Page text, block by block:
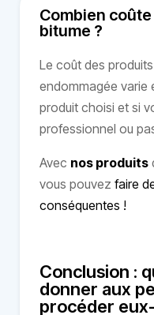
Combien
bitume ?
Le coût des
endommagée varie
produit choisi et si
professionnel ou
Avec nos produits
vous pouvez faire
conséquentes !
Conclusion :
donner aux
procéder